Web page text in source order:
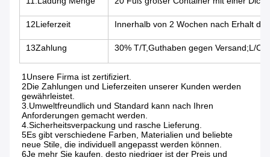
12Lieferzeit Innerhalb von 2 Wochen nach Erhalt
13Zahlung 30% T/T,Guthaben gegen Versand;L/C
1Unsere Firma ist zertifiziert.
2Die Zahlungen und Lieferzeiten unserer Kunden werden
gewährleistet.
3.Umweltfreundlich und Standard kann nach Ihren
Anforderungen gemacht werden.
4.Sicherheitsverpackung und rasche Lieferung.
5Es gibt verschiedene Farben, Materialien und beliebte
neue Stile, die individuell angepasst werden können.
6Je mehr Sie kaufen, desto niedriger ist der Preis und